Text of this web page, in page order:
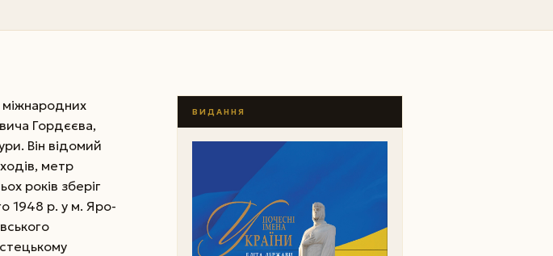
міжнародних
Гордєєва,
Він відомий
метр
років зберіг
1948 р. у м. Яро­
ВИДАННЯ